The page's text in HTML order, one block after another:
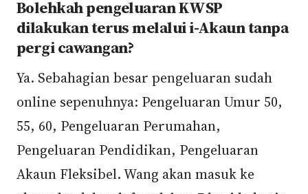
Bolehkah pengeluaran KWSP
dilakukan terus melalui i-Akaun tanpa
pergi cawangan?
Ya. Sebahagian besar pengeluaran sudah
online sepenuhnya: Pengeluaran Umur 50,
55, 60, Pengeluaran Perumahan,
Pengeluaran Pendidikan, Pengeluaran
Akaun Fleksibel. Wang akan masuk ke